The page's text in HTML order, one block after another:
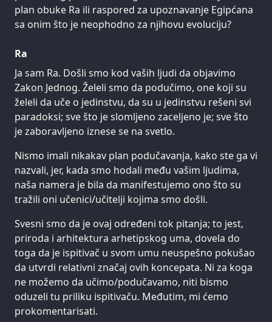
plan obuke Ra ili raspored za upoznavanje Egipćana
sa onim što je neophodno za njihovu evoluciju?
Ra
Ja sam Ra. Došli smo kod vaših ljudi da objavimo
Zakon Jednog. Želeli smo da podučimo, one koji su
želeli da uče o jedinstvu, da su u jedinstvu rešeni svi
paradoksi; sve što je slomljeno zaceljeno je; sve što
je zaboravljeno iznese se na svetlo.
Nismo imali nikakav plan podučavanja, kako ste ga vi
nazvali, jer, kada smo hodali među vašim ljudima,
naša namera je bila da manifestujemo ono što su
tražili oni učenici/učitelji kojima smo došli.
Svesni smo da je ovaj određeni tok pitanja; to jest,
priroda i arhitektura arhetipskog uma, dovela do
toga da je ispitivač u svom umu neuspešno pokušao
da utvrdi relativni značaj ovih koncepata. Ni za koga
ne možemo da učimo/podučavamo, niti bismo
oduzeli tu priliku ispitivaču. Međutim, mi ćemo
prokomentarisati.